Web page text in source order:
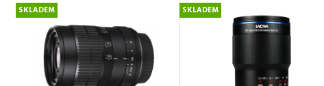
SKLADEM SKLADEM